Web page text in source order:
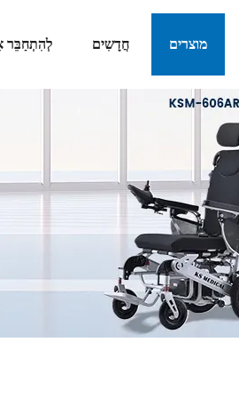
מוצרים חֲדָשִים לְהִתְחַבֵּר